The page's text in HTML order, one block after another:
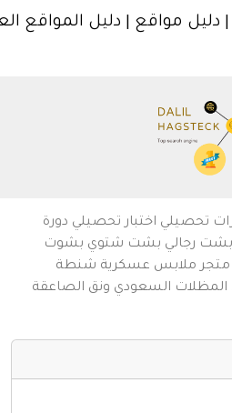
الرئيسية
اتصل بنا
تسجيل
دخول
الخصوصية
الاستخدام
وبرامج
| دليل المواقع العربية
اختبار تحصيلي دورة
بشت شتوي بشوت
ملابس عسكرية شنطة
السعودي ونق الصاعقة